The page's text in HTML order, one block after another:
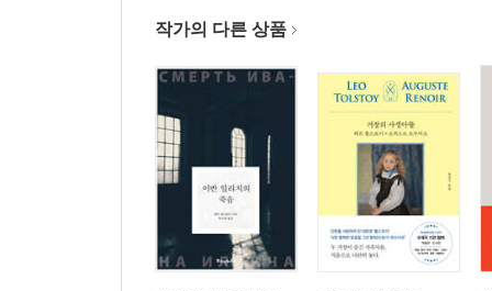
작가의 다른 상품